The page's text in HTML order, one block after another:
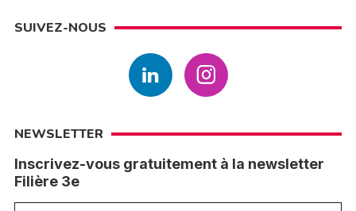
SUIVEZ-NOUS
NEWSLETTER
Inscrivez-vous gratuitement à la newsletter
Filière 3e